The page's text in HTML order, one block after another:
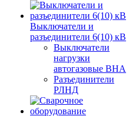
Выключатели и
разъединители 6(10) кВ
Выключатели
нагрузки
автогазовые ВНА
Разъединители
РЛНД